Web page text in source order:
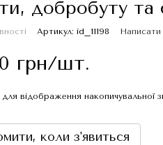
добробуту та
Артикул: id_11198 Написати
грн/шт.
для відображення накопичувальної
коли з'явиться